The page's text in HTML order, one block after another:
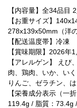
【内容量】全34品目
【お重サイズ】
278x139x50mm（洋の
【配送温度帯】冷凍
【賞味期限】2026年
【アレルゲン】 えび
肉、鶏肉、いか、い
りんご、ゼラチン、
【栄養成分表示（一
119.4g / 脂質：73.4g